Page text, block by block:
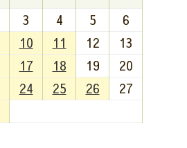
3 4 5
6
10 11 12
13
17 18 19
20
24 25 26
27